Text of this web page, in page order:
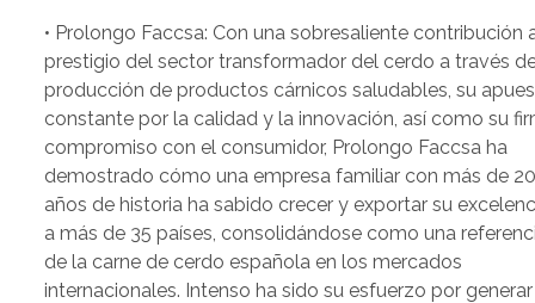
• Prolongo Faccsa: Con una sobresaliente contribución
prestigio del sector transformador del cerdo a través
producción de productos cárnicos saludables, su
constante por la calidad y la innovación, así como su
compromiso con el consumidor, Prolongo Faccsa ha
demostrado cómo una empresa familiar con más de
años de historia ha sabido crecer y exportar su
a más de 35 países, consolidándose como una
de la carne de cerdo española en los mercados
internacionales. Intenso ha sido su esfuerzo por generar